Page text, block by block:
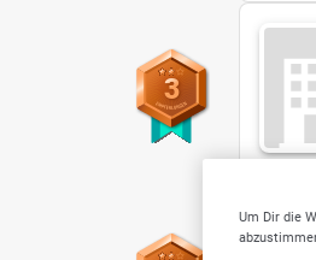
3
Um Dir die